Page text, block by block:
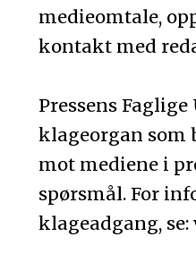
medieomtale,
kontakt med
Pressens
klageorgan som
mot mediene i
spørsmål. For
klageadgang, se: